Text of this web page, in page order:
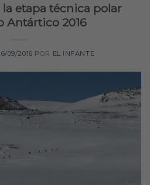
etapa técnica polar
Antártico 2016
09/2016 POR EL INFANTE